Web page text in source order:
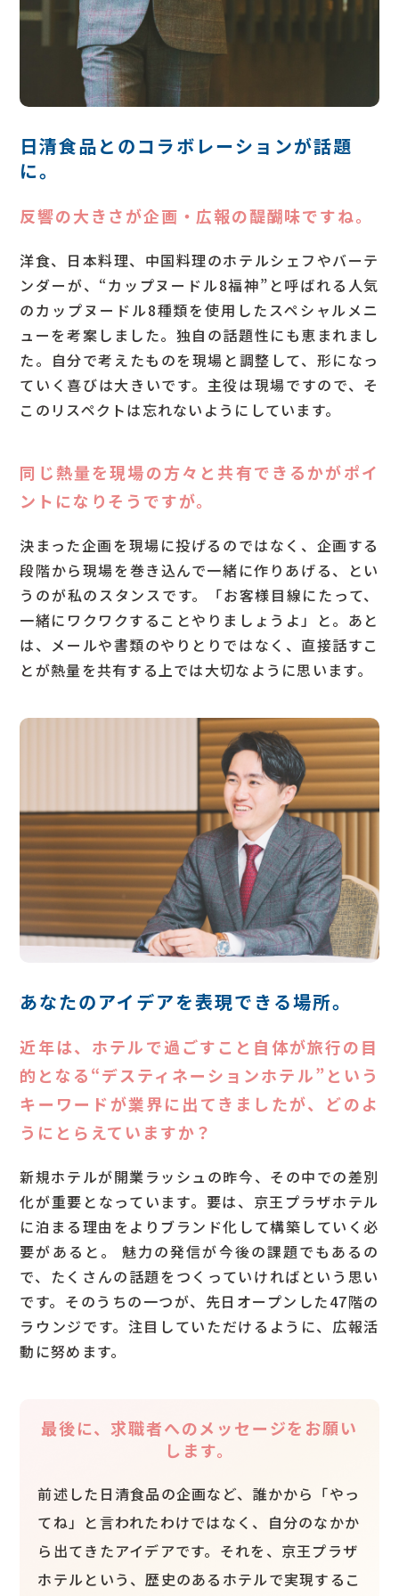
京王プラザホテルの歩み
料飲宴会部 中国料理〈南園〉
料飲宴会部〈カクテル&ティーラウンジ〉
宿泊部宿泊セールス
日清食品とのコラボレーションが話題
に。
反響の大きさが企画・広報の醍醐味ですね。
洋食、日本料理、中国料理のホテルシェフやバーテ
ンダーが、“カップヌードル8福神”と呼ばれる人気
のカップヌードル8種類を使用したスペシャルメニ
ューを考案しました。独自の話題性にも恵まれまし
た。自分で考えたものを現場と調整して、形になっ
ていく喜びは大きいです。主役は現場ですので、そ
このリスペクトは忘れないようにしています。
同じ熱量を現場の方々と共有できるかがポイ
ントになりそうですが。
決まった企画を現場に投げるのではなく、企画する
段階から現場を巻き込んで一緒に作りあげる、とい
うのが私のスタンスです。「お客様目線にたって、
一緒にワクワクすることやりましょうよ」と。あと
は、メールや書類のやりとりではなく、直接話すこ
とが熱量を共有する上では大切なように思います。
あなたのアイデアを表現できる場所。
Q
近年は、ホテルで過ごすこと自体が旅行の目
的となる“デスティネーションホテル”という
キーワードが業界に出てきましたが、どのよ
うにとらえていますか？
新規ホテルが開業ラッシュの昨今、その中での差別
化が重要となっています。要は、京王プラザホテル
に泊まる理由をよりブランド化して構築していく必
要があると。 魅力の発信が今後の課題でもあるの
で、たくさんの話題をつくっていければという思い
です。そのうちの一つが、先日オープンした47階の
ラウンジです。注目していただけるように、広報活
動に努めます。
最後に、求職者へのメッセージをお願い
します。
前述した日清食品の企画など、誰かから「やっ
てね」と言われたわけではなく、自分のなかか
ら出てきたアイデアです。それを、京王プラザ
ホテルという、歴史のあるホテルで実現するこ